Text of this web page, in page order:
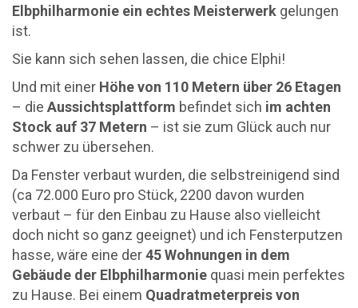
Elbphilharmonie ein echtes Meisterwerk gelungen
ist.
Sie kann sich sehen lassen, die chice Elphi!
Und mit einer Höhe von 110 Metern über 26 Etagen
– die Aussichtsplattform befindet sich im achten
Stock auf 37 Metern – ist sie zum Glück auch nur
schwer zu übersehen.
Da Fenster verbaut wurden, die selbstreinigend sind
(ca 72.000 Euro pro Stück, 2200 davon wurden
verbaut – für den Einbau zu Hause also vielleicht
doch nicht so ganz geeignet) und ich Fensterputzen
hasse, wäre eine der45 Wohnungen in dem
Gebäude der Elbphilharmonie quasi mein perfektes
zu Hause. Bei einem Quadratmeterpreis von